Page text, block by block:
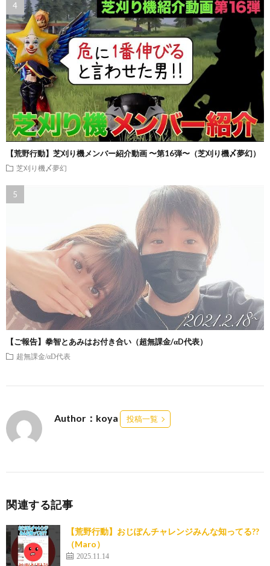
【荒野行動】芝刈り機メンバー紹介動画 〜第16弾〜（芝刈り機〆夢幻）
芝刈り機〆夢幻
【ご報告】拳智とあみはお付き合い（超無課金/αD代表）
超無課金/αD代表
Author：koya 投稿一覧
関連する記事
【荒野行動】おじぽんチャレンジみんな知ってる??
（Maro）
2025.11.14